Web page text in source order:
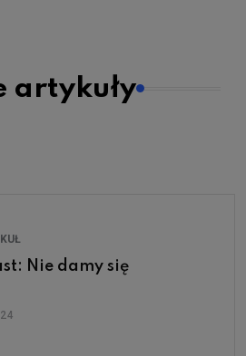
artykuły
Nie damy się